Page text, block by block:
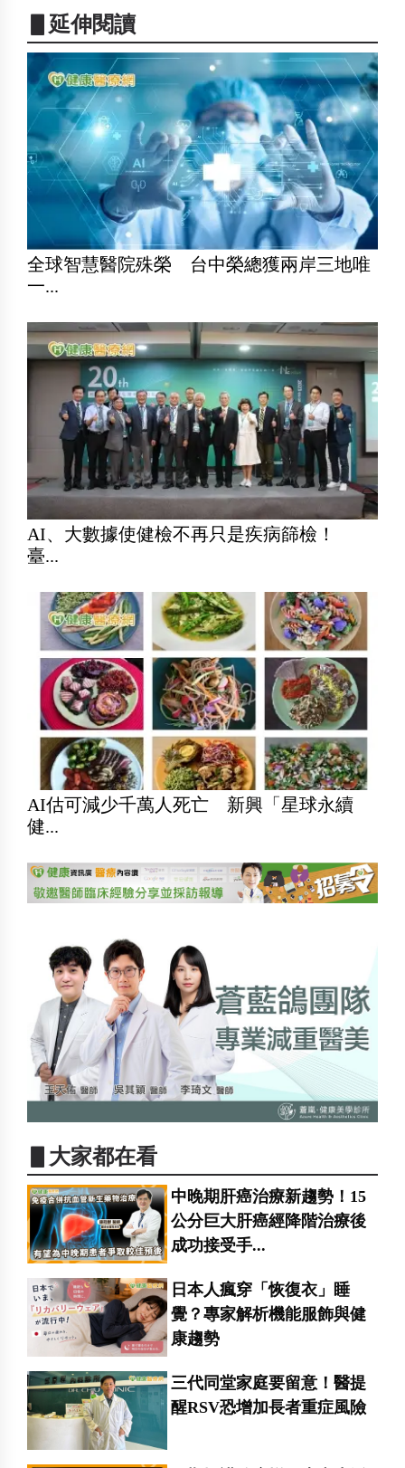
▋延伸閱讀
全球智慧醫院殊榮 台中榮總獲兩岸三地唯
一...
AI、大數據使健檢不再只是疾病篩檢！
臺...
AI估可減少千萬人死亡 新興「星球永續
健...
▋大家都在看
中晚期肝癌治療新趨勢！15
公分巨大肝癌經降階治療後
成功接受手...
日本人瘋穿「恢復衣」睡
覺？專家解析機能服飾與健
康趨勢
三代同堂家庭要留意！醫提
醒RSV恐增加長者重症風險